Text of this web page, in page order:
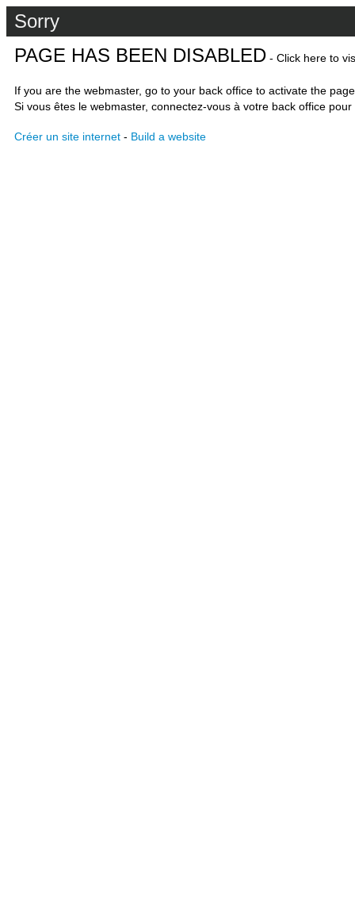
Sorry
PAGE HAS BEEN DISABLED - Click here to
If you are the webmaster, go to your back office to activate the
Si vous êtes le webmaster, connectez-vous à votre back office
Créer un site internet - Build a website